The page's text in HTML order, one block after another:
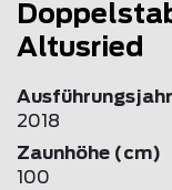
Altusried
Ausführungsjahr
2018
Zaunhöhe (cm)
100